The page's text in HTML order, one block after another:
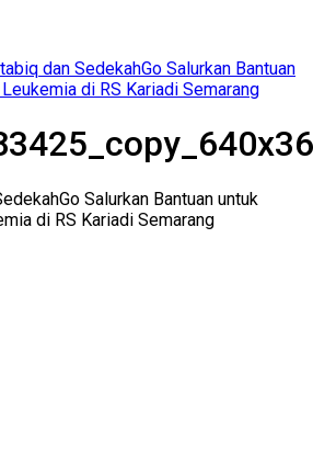
dan SedekahGo Salurkan Bantuan
di RS Kariadi Semarang